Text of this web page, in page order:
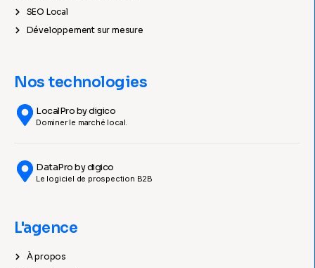
SEO Local
Développement sur mesure
Nos technologies
LocalPro by digico
Dominer le marché local.
DataPro by digico
Le logiciel de prospection B2B
L'agence
À propos